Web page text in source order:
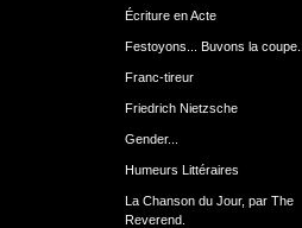
Écriture en Acte
Festoyons... Buvons la coupe...
Franc-tireur
Friedrich Nietzsche
Gender...
Humeurs Littéraires
La Chanson du Jour, par The
Reverend.